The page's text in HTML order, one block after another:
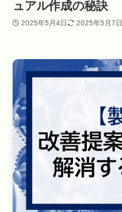
ュアル作成の秘訣
2025年5月4日 2025年5月7日